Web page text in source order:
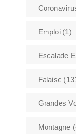
Emploi(1)
Escalade
Falaise
Grandes
Montagne